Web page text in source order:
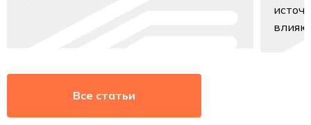
Все статьи